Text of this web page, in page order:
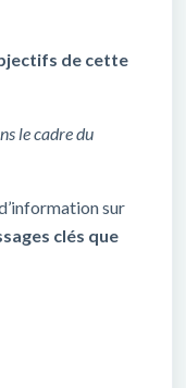
de cette
le cadre du
sur
clés que